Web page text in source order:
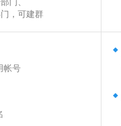
，可建群
帐号